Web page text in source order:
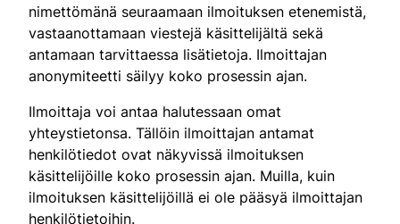
nimettömänä seuraamaan ilmoituksen etenemistä,
vastaanottamaan viestejä käsittelijältä sekä
antamaan tarvittaessa lisätietoja. Ilmoittajan
anonymiteetti säilyy koko prosessin ajan.
Ilmoittaja voi antaa halutessaan omat
yhteystietonsa. Tällöin ilmoittajan antamat
henkilötiedot ovat näkyvissä ilmoituksen
käsittelijöille koko prosessin ajan. Muilla, kuin
ilmoituksen käsittelijöillä ei ole pääsyä ilmoittajan
henkilötietoihin.